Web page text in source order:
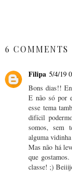
6 COMMENTS
Filipa 5/4/19
Bons dias!!
E não só por
esse tema
difícil
somos, sem
alguma
Mas não há
que
classe! ;)